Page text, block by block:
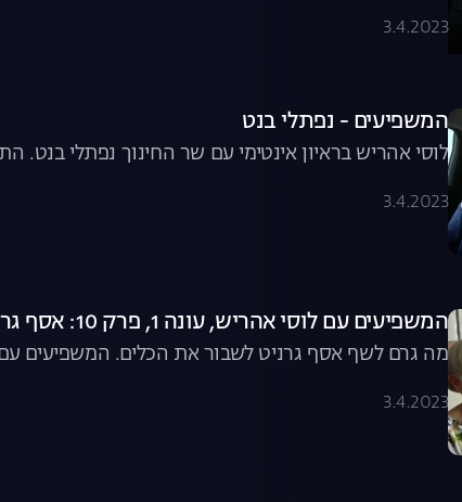
3.4.2023
המשפיעים - נפתלי בנט
לוסי אהריש בראיון אינטימי עם שר החינוך נפתלי בנט.
3.4.2023
המשפיעים עם לוסי אהריש, עונה 1, פרק 10: אסף גרניט
מה גרם לשף אסף גרניט לשבור את הכלים. המשפיעים עם לוסי
3.4.2023